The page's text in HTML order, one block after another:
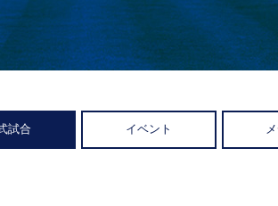
試合 イベント